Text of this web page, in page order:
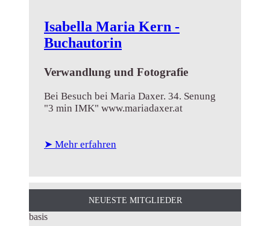
Isabella Maria Kern -
Buchautorin
Verwandlung und Fotografie
Bei Besuch bei Maria Daxer. 34. Senung
"3 min IMK" www.mariadaxer.at
➤ Mehr erfahren
NEUESTE MITGLIEDER
basis